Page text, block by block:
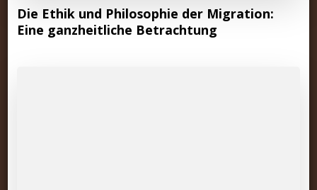
Die Ethik und Philosophie der Migration:
Eine ganzheitliche Betrachtung